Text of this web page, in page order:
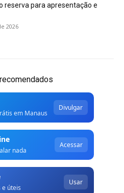
reserva para apresentação e
2026
em Manaus
Divulgar
nada
Acessar
úteis
Usar